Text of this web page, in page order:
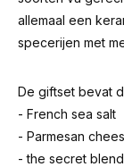
allemaal een
specerijen met
De giftset bevat
- French sea salt
- Parmesan
- the secret blend